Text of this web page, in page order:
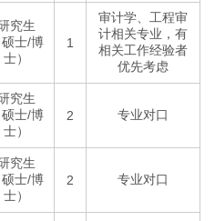
究生
硕士/博
士）
1
审计学、工程审
计相关专业，有
相关工作经验者
优先考虑
究生
硕士/博
士）
2 专业对口
究生
硕士/博
士）
2 专业对口